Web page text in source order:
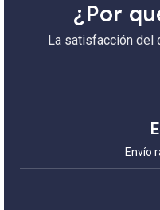
¿Por
La satisfacción del
Envío